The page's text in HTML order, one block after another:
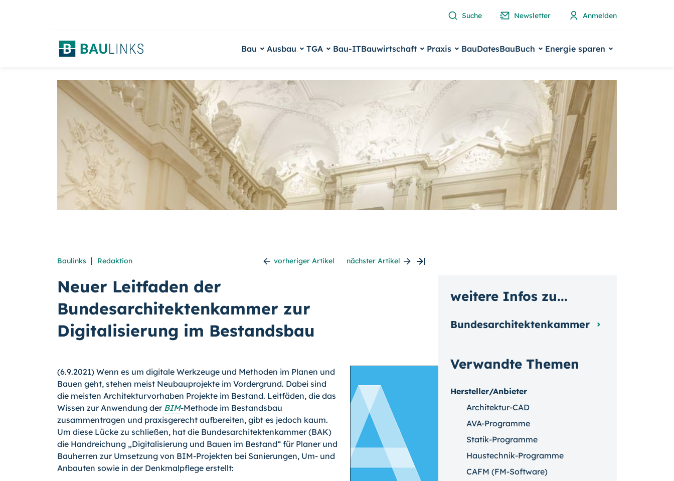
Suche Newsletter Anmelden
Bau Ausbau TGA Bau-ITBauwirtschaft Praxis BauDatesBauBuch Energie sparen
Baulinks | Redaktion vorheriger Artikel nächster Artikel
Neuer Leitfaden der
Bundesarchitektenkammer zur
Digitalisierung im Bestandsbau
(6.9.2021) Wenn es um digitale Werkzeuge und Methoden im Planen und
Bauen geht, stehen meist Neubauprojekte im Vordergrund. Dabei sind
die meisten Architekturvorhaben Projekte im Bestand. Leitfäden, die das
Wissen zur Anwendung der BIM-Methode im Bestandsbau
zusammentragen und praxisgerecht aufbereiten, gibt es jedoch kaum.
Um diese Lücke zu schließen, hat die Bundesarchitektenkammer (BAK)
die Handreichung „Digitalisierung und Bauen im Bestand“ für Planer und
Bauherren zur Umsetzung von BIM-Projekten bei Sanierungen, Um- und
Anbauten sowie in der Denkmalpflege erstellt:
Verwandte Themen
Hersteller/Anbieter
Architektur-CAD
AVA-Programme
Statik-Programme
Haustechnik-Programme
CAFM (FM-Software)
weitere Infos zu...
Bundesarchitektenkammer